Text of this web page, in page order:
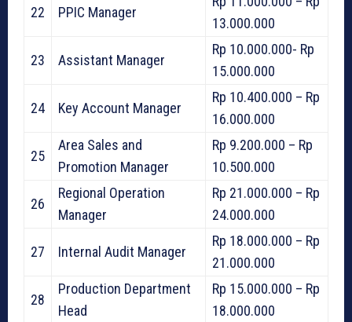
22 PPIC Manager
13.000.000
23 Assistant Manager
Rp 10.000.000- Rp
15.000.000
24 Key Account Manager
Rp 10.400.000 – Rp
16.000.000
25
Area Sales and
Promotion Manager
Rp 9.200.000 – Rp
10.500.000
26
Regional Operation
Manager
Rp 21.000.000 – Rp
24.000.000
27 Internal Audit Manager
Rp 18.000.000 – Rp
21.000.000
28
Production Department
Head
Rp 15.000.000 – Rp
18.000.000